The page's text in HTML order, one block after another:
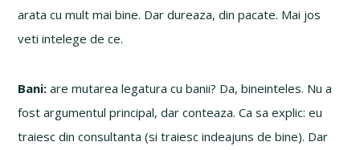
arata cu mult mai bine. Dar dureaza, din pacate. Mai jos
veti intelege de ce.
Bani: are mutarea legatura cu banii? Da, bineinteles. Nu a
fost argumentul principal, dar conteaza. Ca sa explic: eu
traiesc din consultanta (si traiesc indeajuns de bine). Dar